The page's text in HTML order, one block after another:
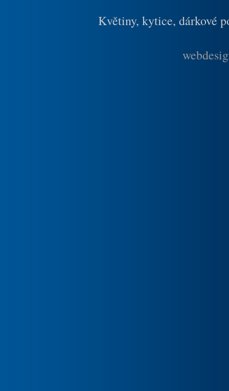
Květiny, kytice, dárkové